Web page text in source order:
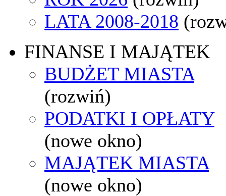
LATA 2008-2018
FINANSE I MAJĄTEK
BUDŻET MIASTA
(rozwiń)
PODATKI I OPŁATY
(nowe okno)
MAJĄTEK MIASTA
(nowe okno)